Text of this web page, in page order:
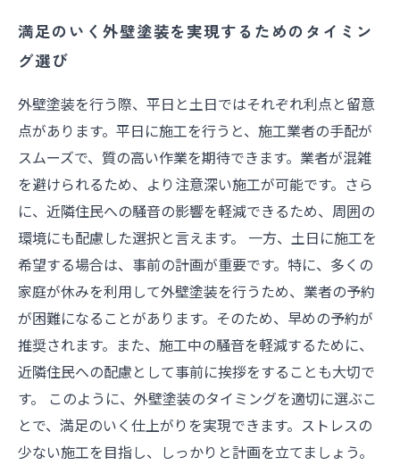
満足のいく外壁塗装を実現するためのタイミン
グ選び
外壁塗装を行う際、平日と土日ではそれぞれ利点と留意
点があります。平日に施工を行うと、施工業者の手配が
スムーズで、質の高い作業を期待できます。業者が混雑
を避けられるため、より注意深い施工が可能です。さら
に、近隣住民への騒音の影響を軽減できるため、周囲の
環境にも配慮した選択と言えます。 一方、土日に施工を
希望する場合は、事前の計画が重要です。特に、多くの
家庭が休みを利用して外壁塗装を行うため、業者の予約
が困難になることがあります。そのため、早めの予約が
推奨されます。また、施工中の騒音を軽減するために、
近隣住民への配慮として事前に挨拶をすることも大切で
す。 このように、外壁塗装のタイミングを適切に選ぶこ
とで、満足のいく仕上がりを実現できます。ストレスの
少ない施工を目指し、しっかりと計画を立てましょう。